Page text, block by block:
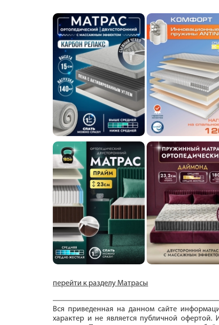
перейти к разделу Матрасы
Вся приведенная на данном сайте
характер и не является публичной офертой.